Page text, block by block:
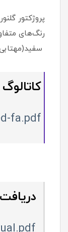
رنگ‌های
fa.pdf